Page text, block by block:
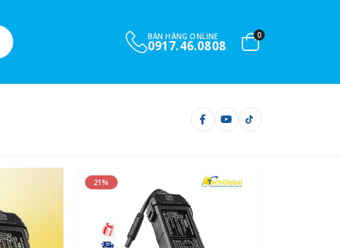
BÁN HÀNG ONLINE
0901.732.999
0
ô tô xe máy và
21%